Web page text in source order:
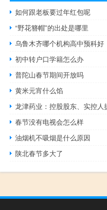
如何跟老板要过年红包呢
“野花簪帽”的出处是哪里
乌鲁木齐哪个机构高中预科好
初中转户口学籍怎么办
普陀山春节期间开放吗
黄米元宵什么馅
龙津药业：控股股东、实控人
春节没有电视会怎么样
油烟机不吸烟是什么原因
陕北春节多大了